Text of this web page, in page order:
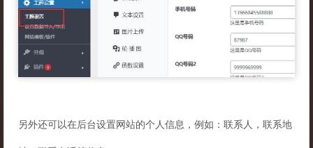
另外还可以在后台设置网站的个人信息，例如：联系人，联系地